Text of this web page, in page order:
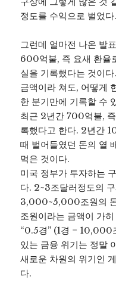
정도를 수익으로 벌었다.
그런데 얼마전 나온 발
600억불, 즉 요새 환율
실을 기록했다는 것이
금액이라 쳐도, 어떻게
한 분기만에 기록할 수
최근 2년간 700억불,
록했다고 한다. 2년간
때 벌어들였던 돈의 열
먹은 것이다.
미국 정부가 투자하는
다. 2~3조달러정도의
3,000~5,000조원의
조원이라는 금액이 가
“0.5경” (1경 = 10,000
있는 금융 위기는 정말
새로운 차원의 위기인
다.